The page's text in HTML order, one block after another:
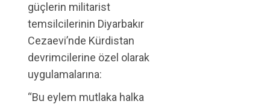
güçlerin militarist
temsilcilerinin Diyarbakır
Cezaevi’nde Kürdistan
devrimcilerine özel olarak
uygulamalarına:
“Bu eylem mutlaka halka